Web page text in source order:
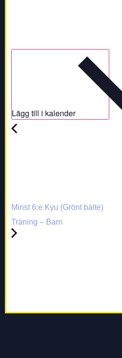
Lägg till i kalender
Minst 6:e Kyu (Grönt bälte)
Träning – Barn